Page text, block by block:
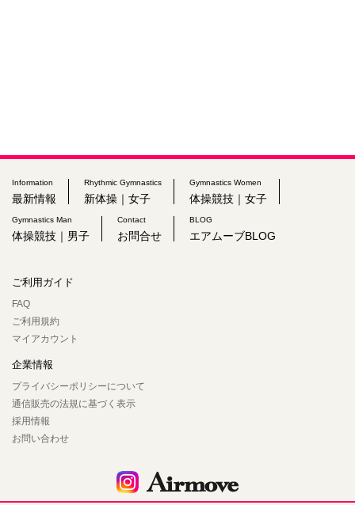
Information
最新情報
Rhythmic Gymnastics
新体操｜女子
Gymnastics Women
体操競技｜女子
Gymnastics Man
体操競技｜男子
Contact
お問合せ
BLOG
エアムーブBLOG
ご利用ガイド
FAQ
ご利用規約
マイアカウント
企業情報
プライバシーポリシーについて
通信販売の法規に基づく表示
採用情報
お問い合わせ